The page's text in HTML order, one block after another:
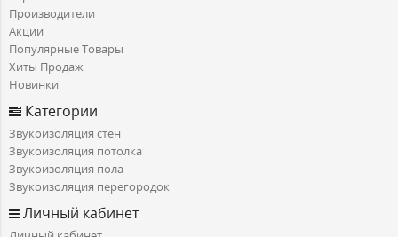
Производители
Акции
Популярные Товары
Хиты Продаж
Новинки
Категории
Звукоизоляция стен
Звукоизоляция потолка
Звукоизоляция пола
Звукоизоляция перегородок
Личный кабинет